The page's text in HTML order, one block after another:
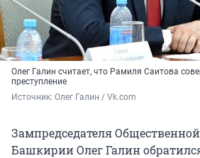
Олег Галин считает, что Рамиля Саитова
преступление
Источник: Олег Галин / Vk.com
Зампредседателя
Башкирии Олег Галин